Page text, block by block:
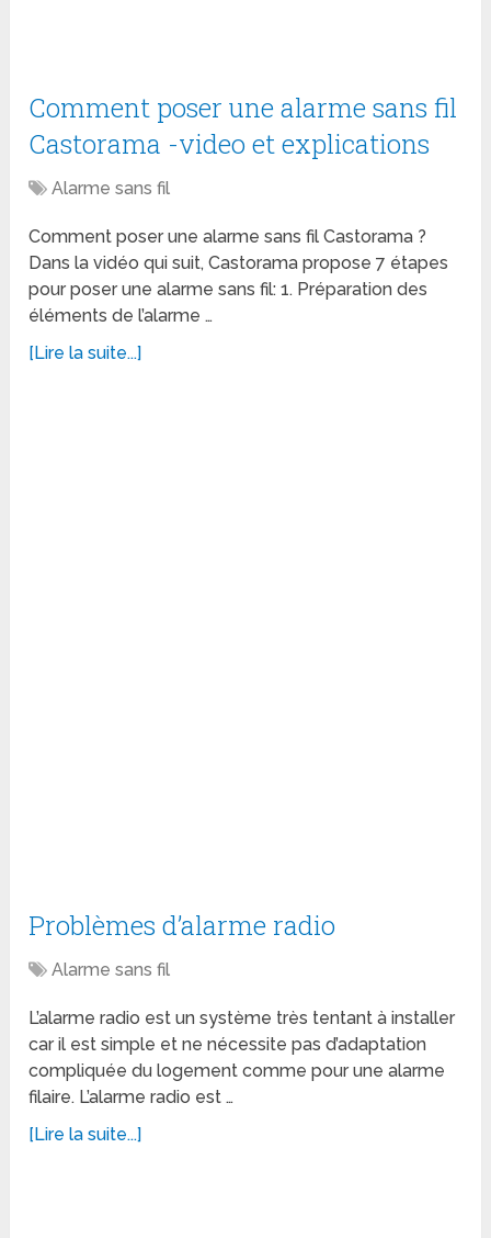
Comment poser une alarme sans fil
Castorama -video et explications
Alarme sans fil
Comment poser une alarme sans fil Castorama ?
Dans la vidéo qui suit, Castorama propose 7 étapes
pour poser une alarme sans fil: 1. Préparation des
éléments de l’alarme …
[Lire la suite...]
Problèmes d’alarme radio
Alarme sans fil
L’alarme radio est un système très tentant à installer
car il est simple et ne nécessite pas d’adaptation
compliquée du logement comme pour une alarme
filaire. L’alarme radio est …
[Lire la suite...]